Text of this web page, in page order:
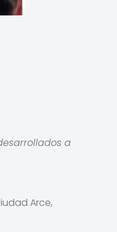
a
Arce,